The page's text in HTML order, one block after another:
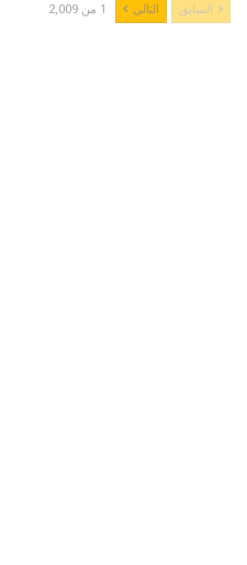
السابق التالي 1 من 2,009